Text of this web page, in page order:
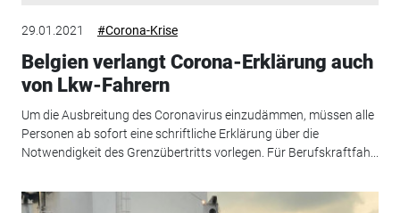
29.01.2021 #Corona-Krise
Belgien verlangt Corona-Erklärung auch
von Lkw-Fahrern
Um die Ausbreitung des Coronavirus einzudämmen, müssen alle
Personen ab sofort eine schriftliche Erklärung über die
Notwendigkeit des Grenzübertritts vorlegen. Für Berufskraftfah...